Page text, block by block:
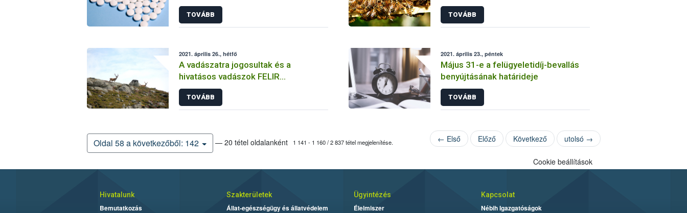
tiltotta meg a Nébih
TOVÁBB
védelmében
TOVÁBB
2021. április 26., hétfő
A vadászatra jogosultak és a
hivatásos vadászok FELIR
azonosítójáról a Nébih gondoskodik,
kérelem sem szükséges hozzá
TOVÁBB
2021. április 23., péntek
Május 31-e a felügyeletidíj-bevallás
benyújtásának határideje
TOVÁBB
Oldal 58 a következőből: 142 — 20 tétel oldalanként 1 141 - 1 160 / 2 837 tétel megjelenítése. ← Első Előző Következő utolsó →
Cookie beállítások
Hivatalunk
Bemutatkozás
Szakterületek
Állat-egészségügy és állatvédelem
Ügyintézés
Élelmiszer
Kapcsolat
Nébih Igazgatóságok